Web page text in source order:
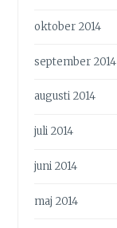
oktober 2014
september 2014
augusti 2014
juli 2014
juni 2014
maj 2014